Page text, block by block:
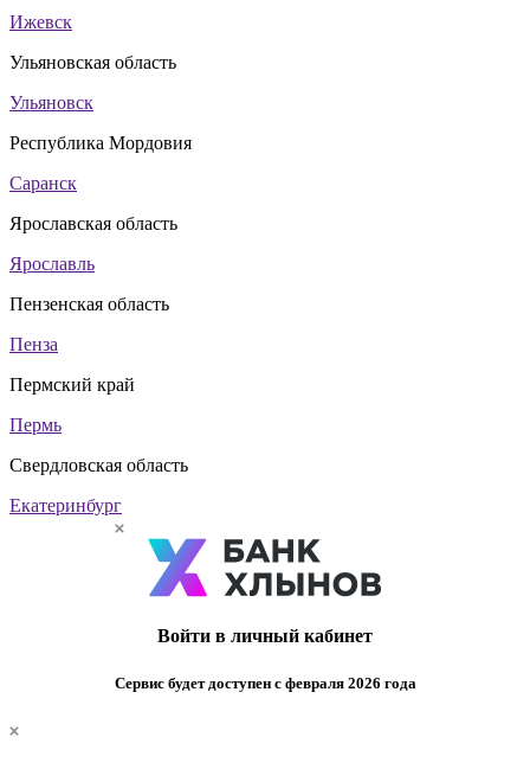
Ижевск
Ульяновская область
Ульяновск
Республика Мордовия
Саранск
Ярославская область
Ярославль
Пензенская область
Пенза
Пермский край
Пермь
Свердловская область
Екатеринбург
Войти в личный кабинет
Сервис будет доступен с февраля 2026 года